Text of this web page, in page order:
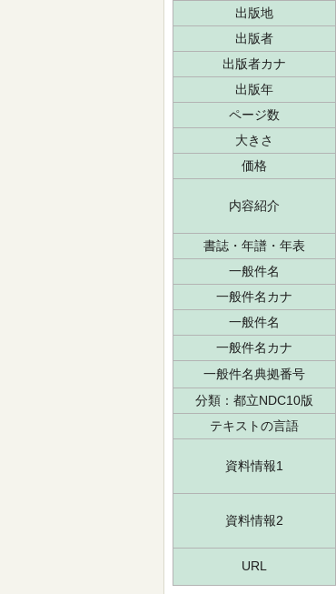
出版地
出版者
出版者カナ
出版年
ページ数
大きさ
価格
内容紹介
書誌・年譜・年表
一般件名
一般件名カナ
一般件名
一般件名カナ
一般件名典拠番号
分類：都立NDC10版
テキストの言語
資料情報1
資料情報2
URL